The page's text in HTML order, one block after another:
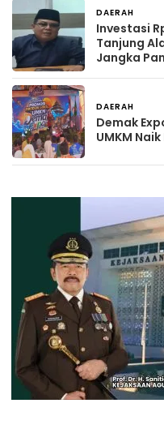
DAERAH
Investasi
Tanjung
Jangka
DAERAH
Demak
UMKM